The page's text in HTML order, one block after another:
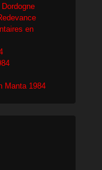
en
Manta 1984